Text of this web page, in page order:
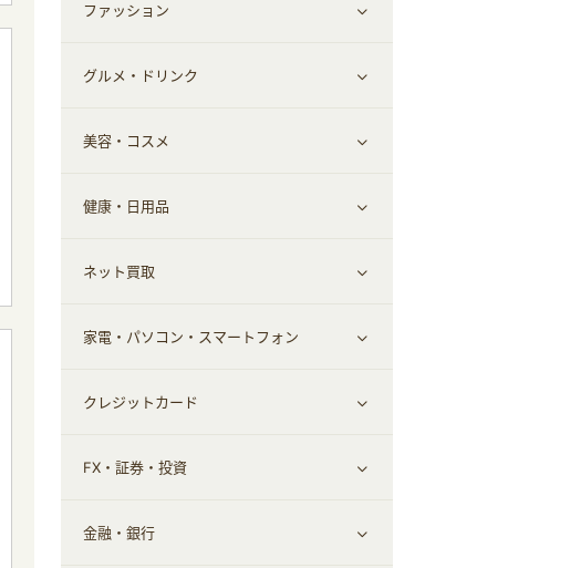
すべて見る
総合通販
ファッション
すべて見る
ファッション
インナー・下着
スーツ・フォーマル
グルメ・ドリンク
すべて見る
グルメ
お酒
食材宅配
ウォーターサーバー
美容・コスメ
すべて見る
ヘアケア
エステ・サロン
メンズ美容
健康・日用品
すべて見る
スポーツ・フィットネス
日用品・薬局・からだ
ネット買取
すべて見る
ネット買取
家電・パソコン・スマートフォン
すべて見る
家電・パソコン・ソフトウェア
通信・レンタルサーバー
クレジットカード
すべて見る
クレジットカード
FX・証券・投資
すべて見る
金融・銀行